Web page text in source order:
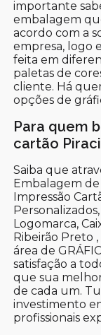
importante
embalagem
acordo com a
empresa, logo
feita em
paletas de
cliente. Há
opções de
Para quem
cartão
Saiba que
Embalagem
Impressão
Logomarca,
Ribeirão Preto
área de
satisfação a
que sua
de cada um.
investimento
profissionais